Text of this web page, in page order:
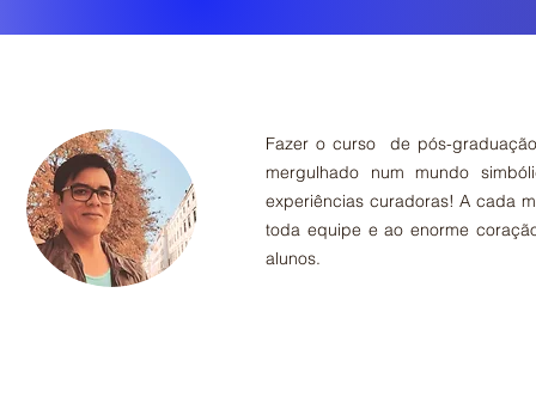
Fazer o curso de pós-
mergulhado num mundo
experiências curadoras! A cada
toda equipe e ao enorme
alunos.